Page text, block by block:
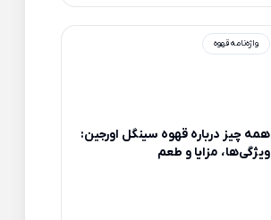
واژه‌نامه قهوه
همه چیز درباره قهوه سینگل اورجین:
ویژگی‌ها، مزایا و طعم